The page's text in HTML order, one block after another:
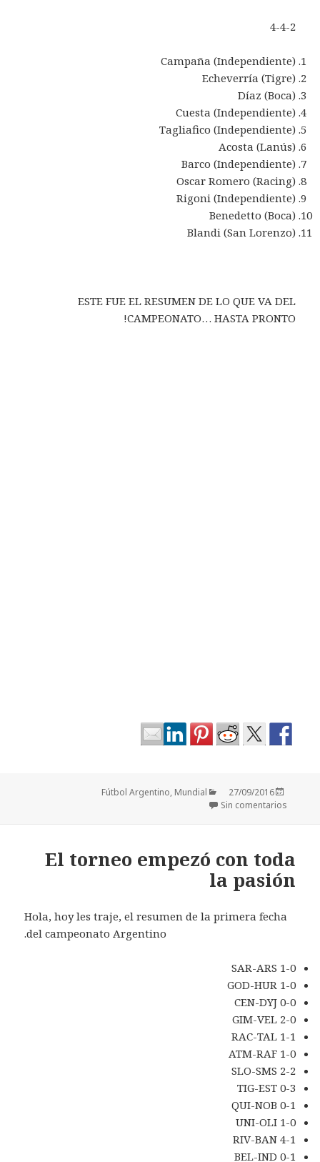
4-4-2
Campaña (Independiente)
Echeverría (Tigre)
Díaz (Boca)
Cuesta (Independiente)
Tagliafico (Independiente)
Acosta (Lanús)
Barco (Independiente)
Oscar Romero (Racing)
Rigoni (Independiente)
Benedetto (Boca)
Blandi (San Lorenzo)
ESTE FUE EL RESUMEN DE LO QUE VA DEL
CAMPEONATO… HASTA PRONTO!
Publicado
el
27/09/2016
Categorías
Fútbol Argentino, Mundial
Sin comentarios
El torneo empezó con toda
la pasión
Hola, hoy les traje, el resumen de la primera fecha
del campeonato Argentino.
SAR-ARS 1-0
GOD-HUR 1-0
CEN-DYJ 0-0
GIM-VEL 2-0
RAC-TAL 1-1
ATM-RAF 1-0
SLO-SMS 2-2
TIG-EST 0-3
QUI-NOB 0-1
UNI-OLI 1-0
RIV-BAN 4-1
BEL-IND 0-1